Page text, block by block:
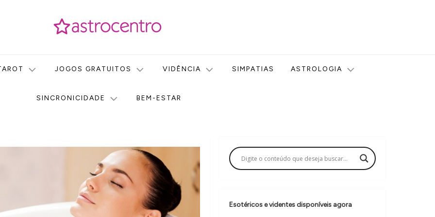
JOGOS GRATUITOS VIDÊNCIA SIMPATIAS ASTROLOGIA
SINCRONICIDADE BEM-ESTAR
Esotéricos e videntes disponíveis agora